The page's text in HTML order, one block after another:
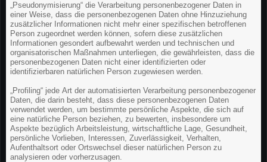
„Pseudonymisierung“ die Verarbeitung personenbezogener Daten in
einer Weise, dass die personenbezogenen Daten ohne Hinzuziehung
zusätzlicher Informationen nicht mehr einer spezifischen betroffenen
Person zugeordnet werden können, sofern diese zusätzlichen
Informationen gesondert aufbewahrt werden und technischen und
organisatorischen Maßnahmen unterliegen, die gewährleisten, dass die
personenbezogenen Daten nicht einer identifizierten oder
identifizierbaren natürlichen Person zugewiesen werden.
„Profiling“ jede Art der automatisierten Verarbeitung personenbezogener
Daten, die darin besteht, dass diese personenbezogenen Daten
verwendet werden, um bestimmte persönliche Aspekte, die sich auf
eine natürliche Person beziehen, zu bewerten, insbesondere um
Aspekte bezüglich Arbeitsleistung, wirtschaftliche Lage, Gesundheit,
persönliche Vorlieben, Interessen, Zuverlässigkeit, Verhalten,
Aufenthaltsort oder Ortswechsel dieser natürlichen Person zu
analysieren oder vorherzusagen.